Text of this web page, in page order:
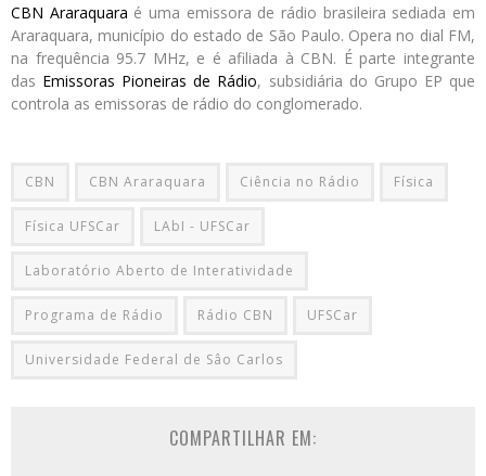
CBN Araraquara é uma emissora de rádio brasileira sediada em
Araraquara, município do estado de São Paulo. Opera no dial FM,
na frequência 95.7 MHz, e é afiliada à CBN. É parte integrante
das Emissoras Pioneiras de Rádio, subsidiária do Grupo EP que
controla as emissoras de rádio do conglomerado.
CBN CBN Araraquara Ciência no Rádio Física
Física UFSCar LAbI - UFSCar
Laboratório Aberto de Interatividade
Programa de Rádio Rádio CBN UFSCar
Universidade Federal de Sâo Carlos
COMPARTILHAR EM: